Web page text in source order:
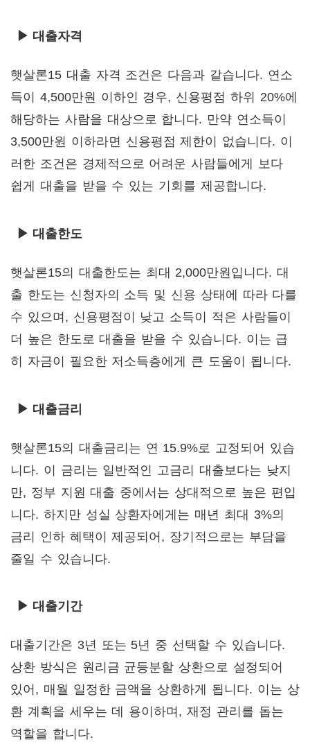
▶ 대출자격
햇살론15 대출 자격 조건은 다음과 같습니다. 연소
득이 4,500만원 이하인 경우, 신용평점 하위 20%에
해당하는 사람을 대상으로 합니다. 만약 연소득이
3,500만원 이하라면 신용평점 제한이 없습니다. 이
러한 조건은 경제적으로 어려운 사람들에게 보다
쉽게 대출을 받을 수 있는 기회를 제공합니다.
▶ 대출한도
햇살론15의 대출한도는 최대 2,000만원입니다. 대
출 한도는 신청자의 소득 및 신용 상태에 따라 다를
수 있으며, 신용평점이 낮고 소득이 적은 사람들이
더 높은 한도로 대출을 받을 수 있습니다. 이는 급
히 자금이 필요한 저소득층에게 큰 도움이 됩니다.
▶ 대출금리
햇살론15의 대출금리는 연 15.9%로 고정되어 있습
니다. 이 금리는 일반적인 고금리 대출보다는 낮지
만, 정부 지원 대출 중에서는 상대적으로 높은 편입
니다. 하지만 성실 상환자에게는 매년 최대 3%의
금리 인하 혜택이 제공되어, 장기적으로는 부담을
줄일 수 있습니다.
▶ 대출기간
대출기간은 3년 또는 5년 중 선택할 수 있습니다.
상환 방식은 원리금 균등분할 상환으로 설정되어
있어, 매월 일정한 금액을 상환하게 됩니다. 이는 상
환 계획을 세우는 데 용이하며, 재정 관리를 돕는
역할을 합니다.